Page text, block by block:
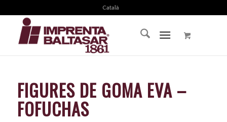
Català
FIGURES DE GOMA EVA –
FOFUCHAS